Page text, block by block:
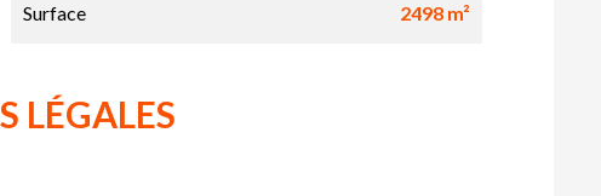
Surface 2498 m²
LÉGALES